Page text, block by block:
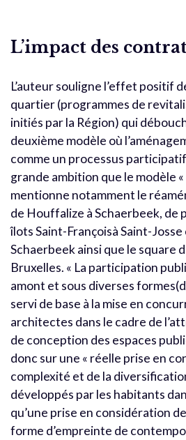
L’impact des
L’auteur souligne l’effet positif
quartier (programmes de
initiés par la Région) qui
deuxième modèle où
comme un processus
grande ambition que le modèle «
mentionne notamment le
de Houffalize à Schaerbeek, de
îlots Saint-Françoisà Saint-
Schaerbeek ainsi que le square
Bruxelles. « La participation
amont et sous diverses
servi de base à la mise en
architectes dans le cadre de
de conception des espaces
donc sur une « réelle prise en
complexité et de la
développés par les habitants
qu’une prise en considération
forme d’empreinte de